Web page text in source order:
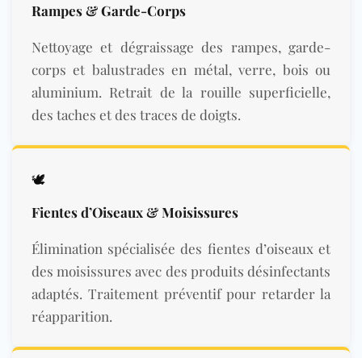
Rampes & Garde-Corps
Nettoyage et dégraissage des rampes, garde-
corps et balustrades en métal, verre, bois ou
aluminium. Retrait de la rouille superficielle,
des taches et des traces de doigts.
🕊️
Fientes d’Oiseaux & Moisissures
Élimination spécialisée des fientes d’oiseaux et
des moisissures avec des produits désinfectants
adaptés. Traitement préventif pour retarder la
réapparition.